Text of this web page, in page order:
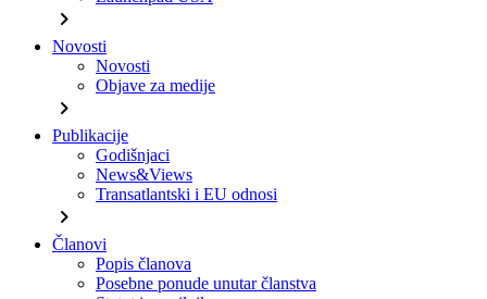
chevron_right
Novosti
Novosti
Objave za medije
chevron_right
Publikacije
Godišnjaci
News&Views
Transatlantski i EU odnosi
chevron_right
Članovi
Popis članova
Posebne ponude unutar članstva